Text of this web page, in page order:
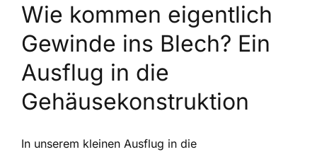
Wie kommen eigentlich
Gewinde ins Blech? Ein
Ausflug in die
Gehäusekonstruktion
In unserem kleinen Ausflug in die